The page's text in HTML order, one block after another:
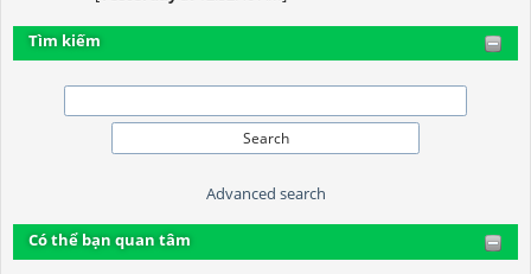
Tìm kiếm
Advanced search
Có thể bạn quan tâm